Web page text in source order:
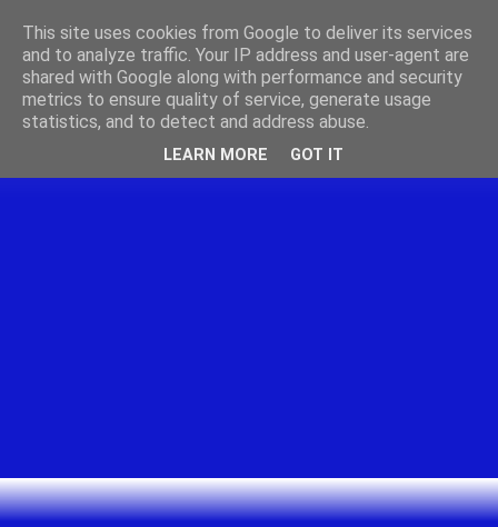
This site uses cookies from Google to deliver its services
and to analyze traffic. Your IP address and user-agent are
shared with Google along with performance and security
metrics to ensure quality of service, generate usage
statistics, and to detect and address abuse.
LEARN MORE GOT IT